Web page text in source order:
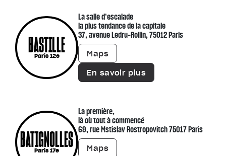
BASTILLE
Paris 12e
La salle d’escalade
la plus tendance de la capitale
37, avenue Ledru-Rollin, 75012 Paris
Maps
En savoir plus
BATIGNOLLES
Paris 17e
La première,
là où tout à commencé
69, rue Mstislav Rostropovitch 75017 Paris
Maps